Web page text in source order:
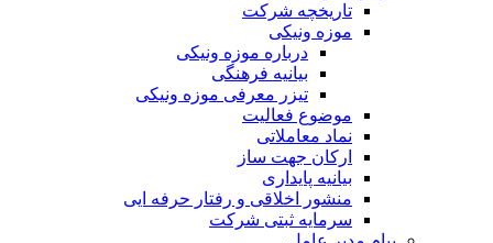
تاریخچه شرکت
موزه ونیکی
درباره موزه ونیکی
بیانیه فرهنگی
تیزر معرفی موزه ونیکی
موضوع فعالیت
نماد معاملاتی
ارکان جهت ساز
بیانیه پایداری
منشور اخلاقی و رفتار حرفه ایی
سرمایه ثبتی شرکت